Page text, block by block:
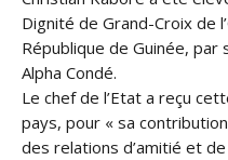
Dignité de Grand-Croix de
République de Guinée,
Alpha Condé.
Le chef de l’Etat a reçu
pays, pour « sa
des relations d’amitié et